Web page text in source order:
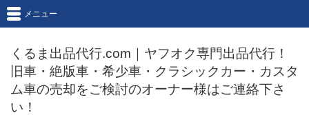
くるま出品代行.com｜ヤフオク専門出品代行！
旧車・絶版車・希少車・クラシックカー・カスタ
ム車の売却をご検討のオーナー様はご連絡下さ
い！
メニュー